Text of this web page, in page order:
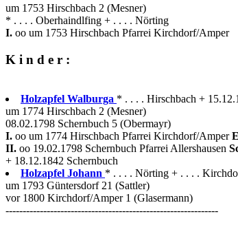
um 1753 Hirschbach 2 (Mesner)
* . . . . Oberhaindlfing + . . . . Nörting
I. oo um 1753 Hirschbach Pfarrei Kirchdorf/Amper
K i n d e r :
Holzapfel Walburga * . . . . Hirschbach +
um 1774 Hirschbach 2 (Mesner)
08.02.1798 Schernbuch 5 (Obermayr)
I. oo um 1774 Hirschbach Pfarrei Kirchdorf/Amper
II. oo 19.02.1798 Schernbuch Pfarrei Allershausen
+ 18.12.1842 Schernbuch
Holzapfel Johann * . . . . Nörting + . . . .
um 1793 Güntersdorf 21 (Sattler)
vor 1800 Kirchdorf/Amper 1 (Glasermann)
--------------------------------------------------------------